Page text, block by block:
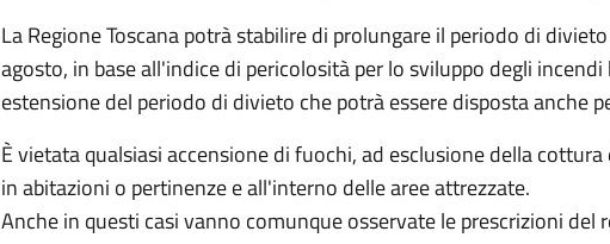
La Regione Toscana potrà stabilire di prolungare il periodo di
agosto, in base all'indice di pericolosità per lo sviluppo degli
estensione del periodo di divieto che potrà essere disposta anche
È vietata qualsiasi accensione di fuochi, ad esclusione della
in abitazioni o pertinenze e all'interno delle aree attrezzate.
Anche in questi casi vanno comunque osservate le prescrizioni del